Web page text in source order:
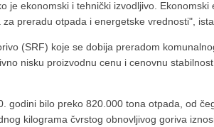
je ekonomski i tehnički izvodljivo. Ekonomski
preradu otpada i energetske vrednosti",
(SRF) koje se dobija preradom
nisku proizvodnu cenu i cenovnu
godini bilo preko 820.000 tona otpada, od
kilograma čvrstog obnovljivog goriva